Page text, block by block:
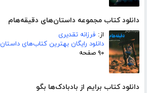
دانلود کتاب مجموعه داستان‌های دقیقه‌هام
از: فرزانه تقدیری
دانلود رایگان بهترین کتاب‌های داستان
۹۰ صفحه
دانلود کتاب برایم از بادبادک‌ها بگو